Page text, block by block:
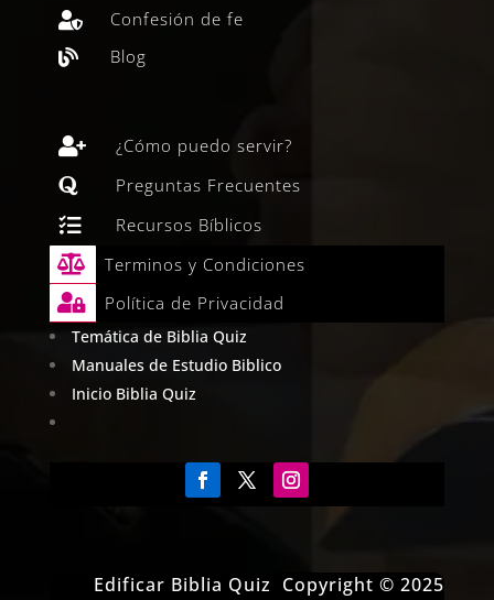
 Confesión de fe
 Blog
 ¿Cómo puedo servir?
 Preguntas Frecuentes
 Recursos Bíblicos
 Terminos y Condiciones
 Política de Privacidad
Temática de Biblia Quiz
Manuales de Estudio Biblico
Inicio Biblia Quiz
Edificar Biblia Quiz Copyright © 2025